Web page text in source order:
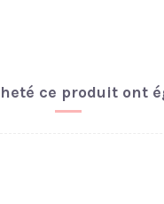
ce produit ont